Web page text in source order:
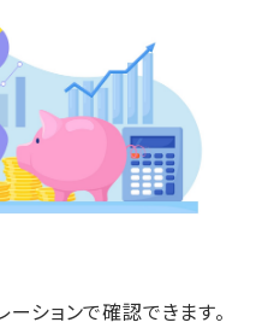
ションで確認できます。